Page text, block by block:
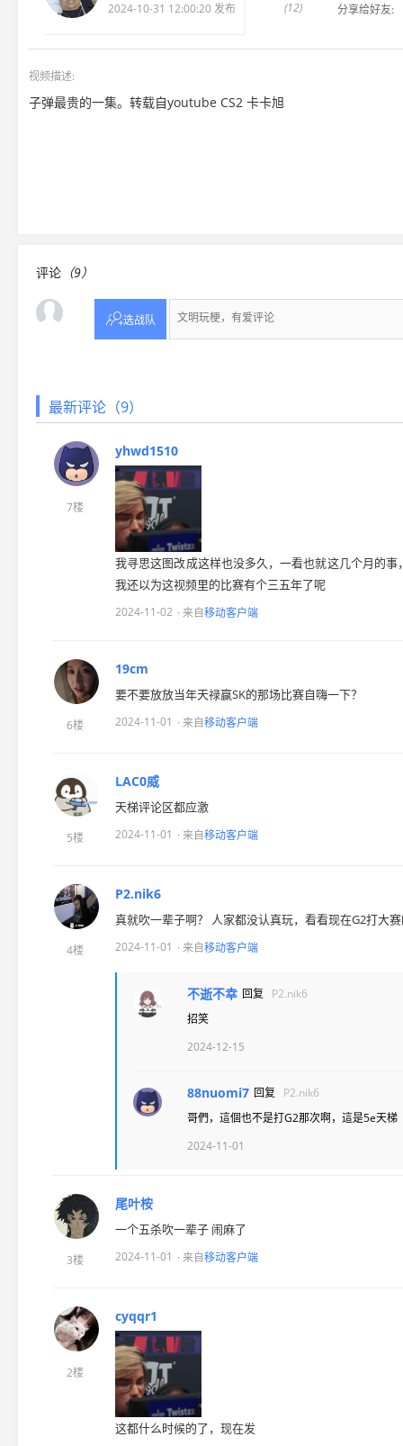
2024-10-31 12:00:20 发布 (12) 分享给好友:
视频描述:
子弹最贵的一集。转载自youtube CS2 卡卡旭
评论 （9）
选战队
最新评论（9）
7楼
yhwd1510
我寻思这图改成这样也没多久，一看也就这几个月的
我还以为这视频里的比赛有个三五年了呢
2024-11-02 · 来自移动客户端
6楼
19cm
要不要放放当年天禄赢SK的那场比赛自嗨一下？
2024-11-01 · 来自移动客户端
5楼
LAC0威
天梯评论区都应激
2024-11-01 · 来自移动客户端
4楼
P2.nik6
真就吹一辈子啊？ 人家都没认真玩，看看现在G2打大
2024-11-01 · 来自移动客户端
不逝不幸 回复
P2.nik6
招笑
2024-12-15
88nuomi7 回复
P2.nik6
哥們，這個也不是打G2那次啊，這是5e天梯
2024-11-01
3楼
尾叶桉
一个五杀吹一辈子 闹麻了
2024-11-01 · 来自移动客户端
2楼
cyqqr1
这都什么时候的了，现在发